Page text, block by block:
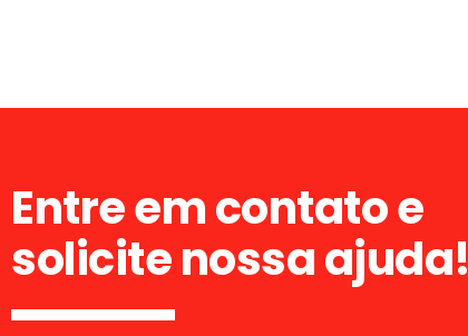
Entre em contato e
solicite nossa ajuda!